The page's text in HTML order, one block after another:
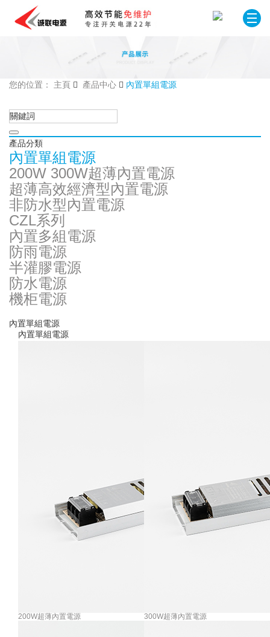
您的位置： 主頁 產品中心 內置單組電源
產品分類
內置單組電源
200W 300W超薄內置電源
超薄高效經濟型內置電源
非防水型內置電源
CZL系列
內置多組電源
防雨電源
半灌膠電源
防水電源
機柜電源
內置單組電源
內置單組電源
200W超薄內置電源 300W超薄內置電源